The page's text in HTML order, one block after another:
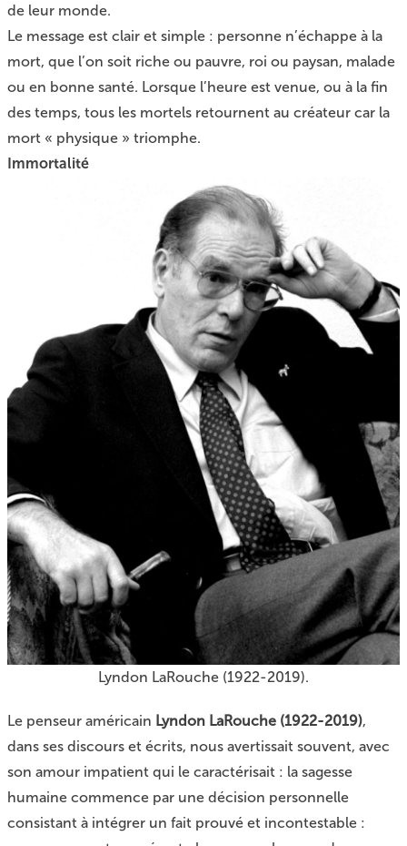
de leur monde.
Le message est clair et simple : personne n’échappe à la
mort, que l’on soit riche ou pauvre, roi ou paysan, malade
ou en bonne santé. Lorsque l’heure est venue, ou à la fin
des temps, tous les mortels retournent au créateur car la
mort « physique » triomphe.
Immortalité
Lyndon LaRouche (1922-2019).
Le penseur américain Lyndon LaRouche (1922-2019),
dans ses discours et écrits, nous avertissait souvent, avec
son amour impatient qui le caractérisait : la sagesse
humaine commence par une décision personnelle
consistant à intégrer un fait prouvé et incontestable :